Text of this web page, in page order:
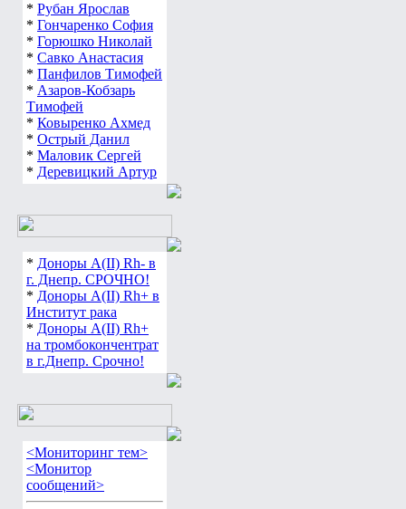
* Рубан Ярослав
* Гончаренко София
* Горюшко Николай
* Савко Анастасия
* Панфилов Тимофей
* Азаров-Кобзарь
Тимофей
* Ковыренко Ахмед
* Острый Данил
* Маловик Сергей
* Деревицкий Артур
* Доноры А(ІІ) Rh- в
г. Днепр. СРОЧНО!
* Доноры А(ІІ) Rh+ в
Институт рака
* Доноры А(ІІ) Rh+
на тромбокончентрат
в г.Днепр. Срочно!
<Мониторинг тем>
<Монитор
сообщений>